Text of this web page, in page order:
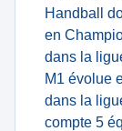
Handball
en
dans la
M1 évolue
dans la
compte 5